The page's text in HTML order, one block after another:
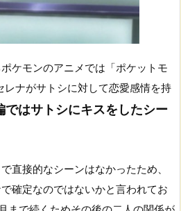
ケモンのアニメでは「ポケットモ
レナがサトシに対して恋愛感情を持
ではサトシにキスをしたシー
直接的なシーンはなかったため、
確定なのではないかと言われてお